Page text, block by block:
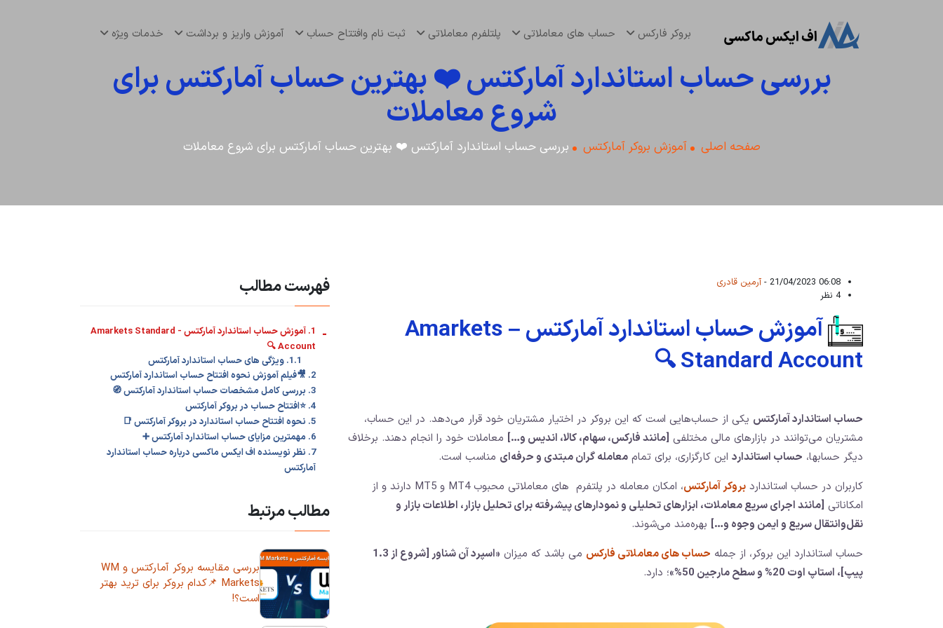
بروکر فارکس حساب های معاملاتی پلتلفرم معاملاتی ثبت نام وافتتاح حساب آموزش واریز و برداشت خدمات ویژه
بررسی حساب استاندارد آمارکتس ❤️ بهترین حساب آمارکتس برای
شروع معاملات
صفحه اصلی آموزش بروکر آمارکتس بررسی حساب استاندارد آمارکتس ❤️ بهترین حساب آمارکتس برای شروع معاملات
06:08 21/04/2023 -
آرمین قادری
4 نظر
آموزش حساب استاندارد آمارکتس – Amarkets
Standard Account 🔍
حساب استاندارد آمارکتس یکی از حساب‌هایی است که این بروکر در اختیار مشتریان خود قرار می‌دهد. در این حساب،
مشتریان می‌توانند در بازارهای مالی مختلفی [مانند فارکس، سهام، کالا، اندیس و…] معاملات خود را انجام دهند. برخلاف
دیگر حسابها، حساب استاندارد این کارگزاری، برای تمام معامله گران مبتدی و حرفه‌ای مناسب است.
کاربران در حساب استاندارد بروکر آمارکتس
، امکان معامله در پلتفرم های معاملاتی محبوب MT4 و MT5 دارند و از
امکاناتی [مانند اجرای سریع معاملات، ابزارهای تحلیلی و نمودارهای پیشرفته برای تحلیل بازار، اطلاعات بازار و
نقل‌و‌انتقال سریع و ایمن وجوه و…] بهره‌مند می‌شوند.
حساب استاندارد این بروکر، از جمله حساب های معاملاتی فارکس می باشد که میزان
«اسپرد آن شناور [شروع از 1.3
پیپ]، استاپ اوت 20% و سطح مارجین 50%»
؛ دارد.
فهرست مطالب
1. آموزش حساب استاندارد آمارکتس - Amarkets Standard
Account 🔍
-
1.1. ویژگی های حساب استاندارد آمارکتس
2. 🎥فیلم آموزش نحوه افتتاح حساب استاندارد آمارکتس
3. بررسی کامل مشخصات حساب استاندارد آمارکتس 🧭
4. ⭐️افتتاح حساب در بروکر آمارکتس
5. نحوه افتتاح حساب استاندارد در بروکر آمارکتس 📑
6. مهمترین مزایای حساب استاندارد آمارکتس ➕
7. نظر نویسنده اف ایکس ماکسی درباره حساب استاندارد
آمارکتس
مطالب مرتبط
بررسی مقایسه بروکر آمارکتس و WM
Markets 📌کدام بروکر برای ترید بهتر
است؟!